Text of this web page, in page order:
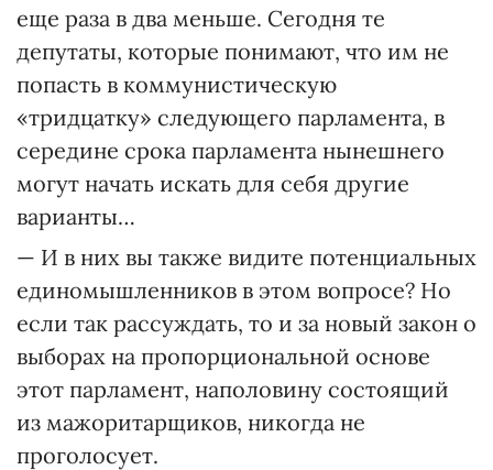
еще раза в два меньше. Сегодня те
депутаты, которые понимают, что им не
попасть в коммунистическую
«тридцатку» следующего парламента, в
середине срока парламента нынешнего
могут начать искать для себя другие
варианты…
— И в них вы также видите потенциальных
единомышленников в этом вопросе? Но
если так рассуждать, то и за новый закон о
выборах на пропорциональной основе
этот парламент, наполовину состоящий
из мажоритарщиков, никогда не
проголосует.